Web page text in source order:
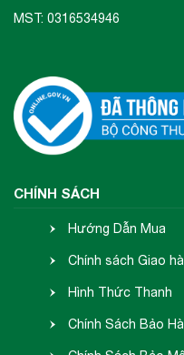
MST: 0316534946
CHÍNH SÁCH
Hướng Dẫn Mua
Hàng
Chính sách Giao
- Nhận hàng
Hình Thức Thanh
Toán
Chính Sách Bảo